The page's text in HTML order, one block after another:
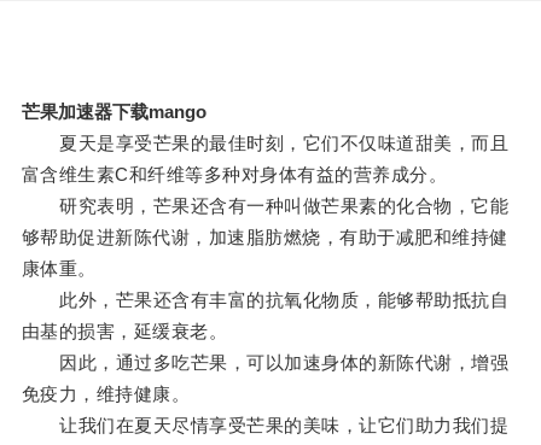
芒果加速器下载mango
夏天是享受芒果的最佳时刻，它们不仅味道甜美，而且
富含维生素C和纤维等多种对身体有益的营养成分。
研究表明，芒果还含有一种叫做芒果素的化合物，它能
够帮助促进新陈代谢，加速脂肪燃烧，有助于减肥和维持健
康体重。
此外，芒果还含有丰富的抗氧化物质，能够帮助抵抗自
由基的损害，延缓衰老。
因此，通过多吃芒果，可以加速身体的新陈代谢，增强
免疫力，维持健康。
让我们在夏天尽情享受芒果的美味，让它们助力我们提